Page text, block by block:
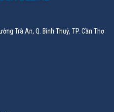
Trà An, Q. Bình Thuỷ, TP. Cần Thơ